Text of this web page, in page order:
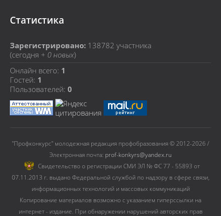
Статистика
Зарегистрировано: 138782 участника
(сегодня + 0 новых)
Онлайн всего: 1
Гостей: 1
Пользователей: 0
"Профконкурс" молодежная редакция профобразования © 2012-2026 /
Электронная почта: prof-konkyrs@yandex.ru
Cвидетельство о регистрации СМИ ЭЛ № ФС 77 - 55893 от
07.11.2013 г. выдано Федеральной службой по надзору в сфере связи,
информационных технологий и массовых коммуникаций
Копирование материалов возможно с указанием гиперссылки на
интернет - издание. При обнаружении нарушений авторских прав